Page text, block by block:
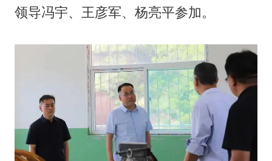
领导冯宇、王彦军、杨亮平参加。